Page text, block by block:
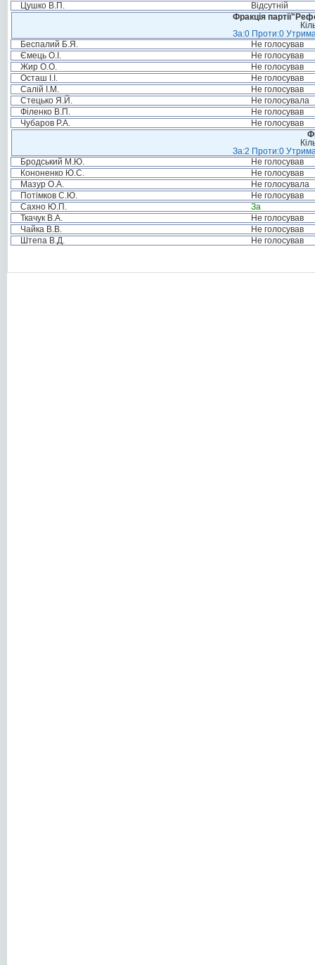
Цушко В.П.
Відсутній
Фракція
За:0 Проти:0
Беспалий Б.Я.
Не голосував
Ємець О.І.
Не голосував
Жир О.О.
Не голосував
Осташ І.І.
Не голосував
Салій І.М.
Не голосував
Стецько Я.Й.
Не голосувала
Філенко В.П.
Не голосував
Чубаров Р.А.
Не голосував
За:2 Проти:0
Бродський М.Ю.
Не голосував
Кононенко Ю.С.
Не голосував
Мазур О.А.
Не голосувала
Потімков С.Ю.
Не голосував
Сахно Ю.П.
За
Ткачук В.А.
Не голосував
Чайка В.В.
Не голосував
Штепа В.Д.
Не голосував